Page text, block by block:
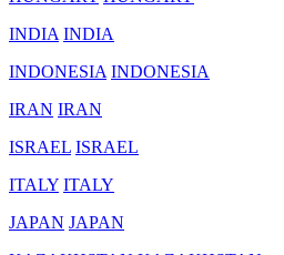
INDIA INDIA
INDONESIA INDONESIA
IRAN IRAN
ISRAEL ISRAEL
ITALY ITALY
JAPAN JAPAN